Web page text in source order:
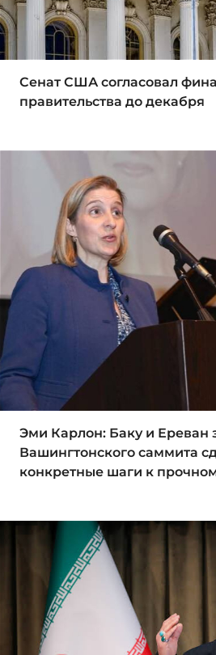
Сенат США согласовал
правительства до декабря
Эми Карлон: Баку и Ереван
Вашингтонского саммита
конкретные шаги к